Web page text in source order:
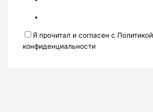
Я прочитал и согласен с Политикой
конфиденциальности